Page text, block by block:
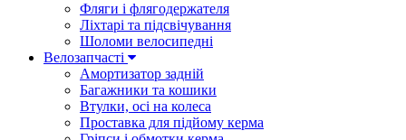
Фляги і флягодержателя
Ліхтарі та підсвічування
Шоломи велосипедні
Велозапчасті
Амортизатор задній
Багажники та кошики
Втулки, осі на колеса
Проставка для підйому керма